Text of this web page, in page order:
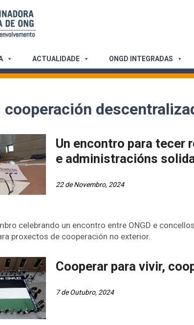
ACTUALIDADE ONGD INTEGRADAS
cooperación
Un encontro para tecer
e administracións
22 de Novembro, 2024
celebrando un encontro entre ONGD e
proxectos de cooperación no exterior.
Cooperar para vivir,
7 de Outubro, 2024